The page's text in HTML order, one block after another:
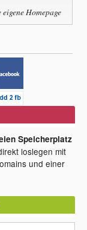
Homepage
Speicherplatz
loslegen mit
und einer